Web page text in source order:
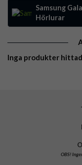
Samsung
Hörlurar
Inga produkter
OBS!